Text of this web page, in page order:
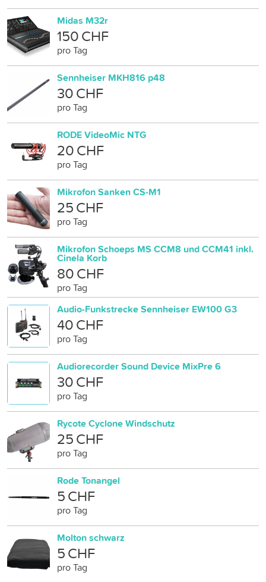
Midas M32r
150 CHF
pro Tag
Sennheiser MKH816 p48
30 CHF
pro Tag
RODE VideoMic NTG
20 CHF
pro Tag
Mikrofon Sanken CS-M1
25 CHF
pro Tag
Mikrofon Schoeps MS CCM8 und CCM41 inkl.
Cinela Korb
80 CHF
pro Tag
Audio-Funkstrecke Sennheiser EW100 G3
40 CHF
pro Tag
Audiorecorder Sound Device MixPre 6
30 CHF
pro Tag
Rycote Cyclone Windschutz
25 CHF
pro Tag
Rode Tonangel
5 CHF
pro Tag
Molton schwarz
5 CHF
pro Tag